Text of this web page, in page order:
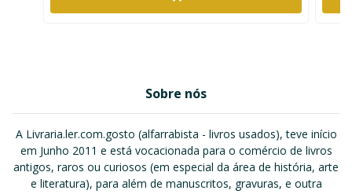
Sobre nós
A Livraria.ler.com.gosto (alfarrabista - livros usados), teve início
em Junho 2011 e está vocacionada para o comércio de livros
antigos, raros ou curiosos (em especial da área de história, arte
e literatura), para além de manuscritos, gravuras, e outra